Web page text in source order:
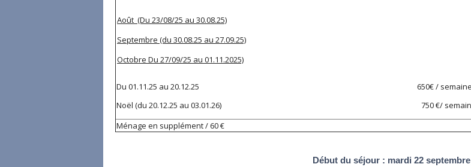
Août (Du 23/08/25 au 30.08.25)
Septembre (du 30.08.25 au 27.09.25)
Octobre Du 27/09/25 au 01.11.2025)
Du 01.11.25 au 20.12.25 650€ / semaine
Noël (du 20.12.25 au 03.01.26) 750 €/
Ménage en supplément / 60 €
Début du séjour : mardi 22 septembre